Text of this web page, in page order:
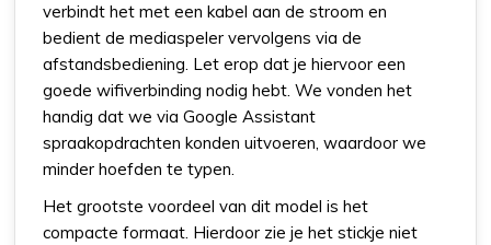
verbindt het met een kabel aan de stroom en
bedient de mediaspeler vervolgens via de
afstandsbediening. Let erop dat je hiervoor een
goede wifiverbinding nodig hebt. We vonden het
handig dat we via Google Assistant
spraakopdrachten konden uitvoeren, waardoor we
minder hoefden te typen.
Het grootste voordeel van dit model is het
compacte formaat. Hierdoor zie je het stickje niet